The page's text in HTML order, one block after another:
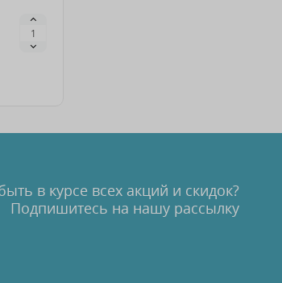
в курсе всех акций и скидок?
Подпишитесь на нашу рассылку